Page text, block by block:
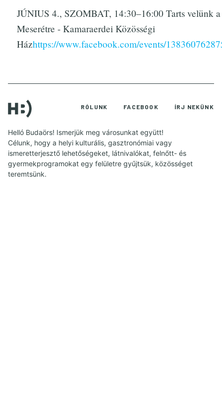
JÚNIUS 4., SZOMBAT, 14:30–16:00 Tarts velünk
Meserétre - Kamaraerdei Közösségi
Házhttps://www.facebook.com/events/
RÓLUNK FACEBOOK ÍRJ NEKÜNK
Helló Budaörs! Ismerjük meg városunkat együtt!
Célunk, hogy a helyi kulturális, gasztronómiai vagy
ismeretterjesztő lehetőségeket, látnivalókat, felnőtt- és
gyermekprogramokat egy felületre gyűjtsük, közösséget
teremtsünk.